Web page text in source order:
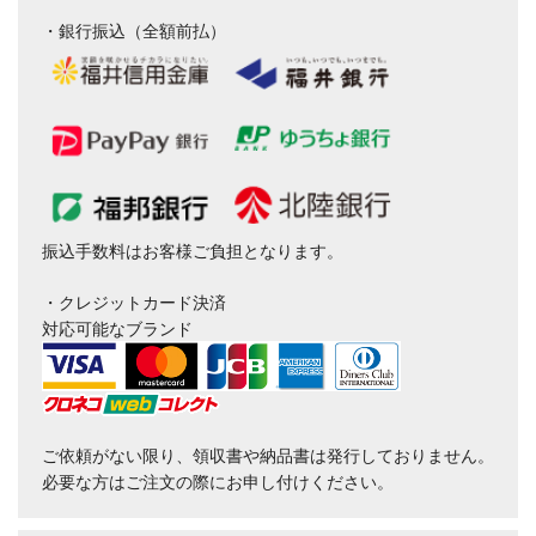
・銀行振込（全額前払）
振込手数料はお客様ご負担となります。
・クレジットカード決済
対応可能なブランド
ご依頼がない限り、領収書や納品書は発行しておりません。
必要な方はご注文の際にお申し付けください。